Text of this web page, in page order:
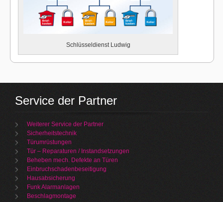
Schlüsseldienst Ludwig
Service der Partner
Weiterer Service der Partner
Sicherheitstechnik
Türumrüstungen
Tür – Reparaturen / Instandsetzungen
Beheben mech. Defekte an Türen
Einbruchschadenbeseitigung
Hausabsicherung
Funk Alarmanlagen
Beschlagmontage